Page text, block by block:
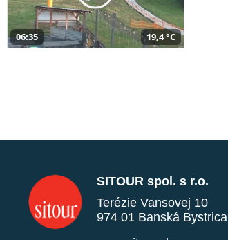
06:35 19,4 °C
SITOUR spol. s r.o.
Terézie Vansovej 10
974 01 Banská Bystrica